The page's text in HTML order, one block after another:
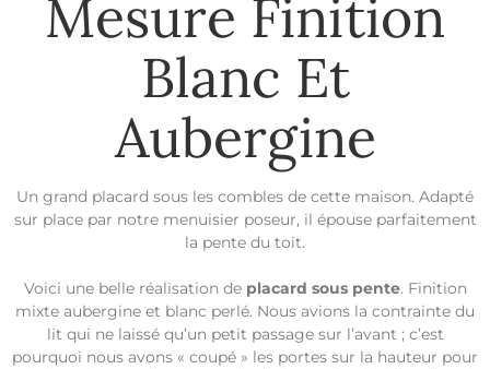
Mesure Finition
Blanc Et
Aubergine
Un grand placard sous les combles de cette maison. Adapté
sur place par notre menuisier poseur, il épouse parfaitement
la pente du toit.
Voici une belle réalisation de placard sous pente. Finition
mixte aubergine et blanc perlé. Nous avions la contrainte du
lit qui ne laissé qu’un petit passage sur l’avant ; c’est
pourquoi nous avons « coupé » les portes sur la hauteur pour